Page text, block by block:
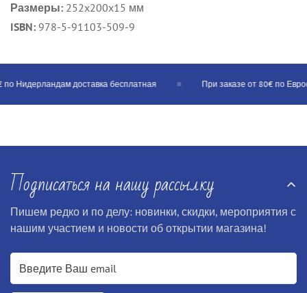
Размеры: 252x200x15 мм
ISBN: 978-5-91103-509-9
Нидерландам доставка бесплатная При заказе от 80€ по
Подписаться на нашу рассылку
Пишем редко и по делу: новинки, скидки, мероприятия с
нашим участием и новости об открытии магазина!